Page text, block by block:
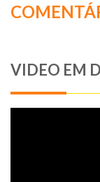
VIDEO EM